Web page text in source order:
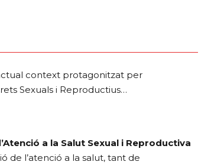
context protagonitzat per
Sexuals i Reproductius…
a la Salut Sexual i Reproductiva
de l’atenció a la salut, tant de